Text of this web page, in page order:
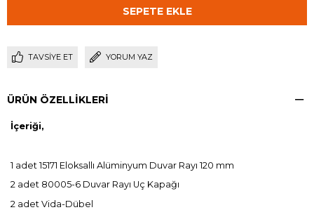
TAVSIYE ET YORUM YAZ
ÜRÜN ÖZELLIKLERI
İçeriği,
1 adet 15171 Eloksallı Alüminyum Duvar Rayı 120 mm
2 adet 80005-6 Duvar Rayı Uç Kapağı
2 adet Vida-Dübel